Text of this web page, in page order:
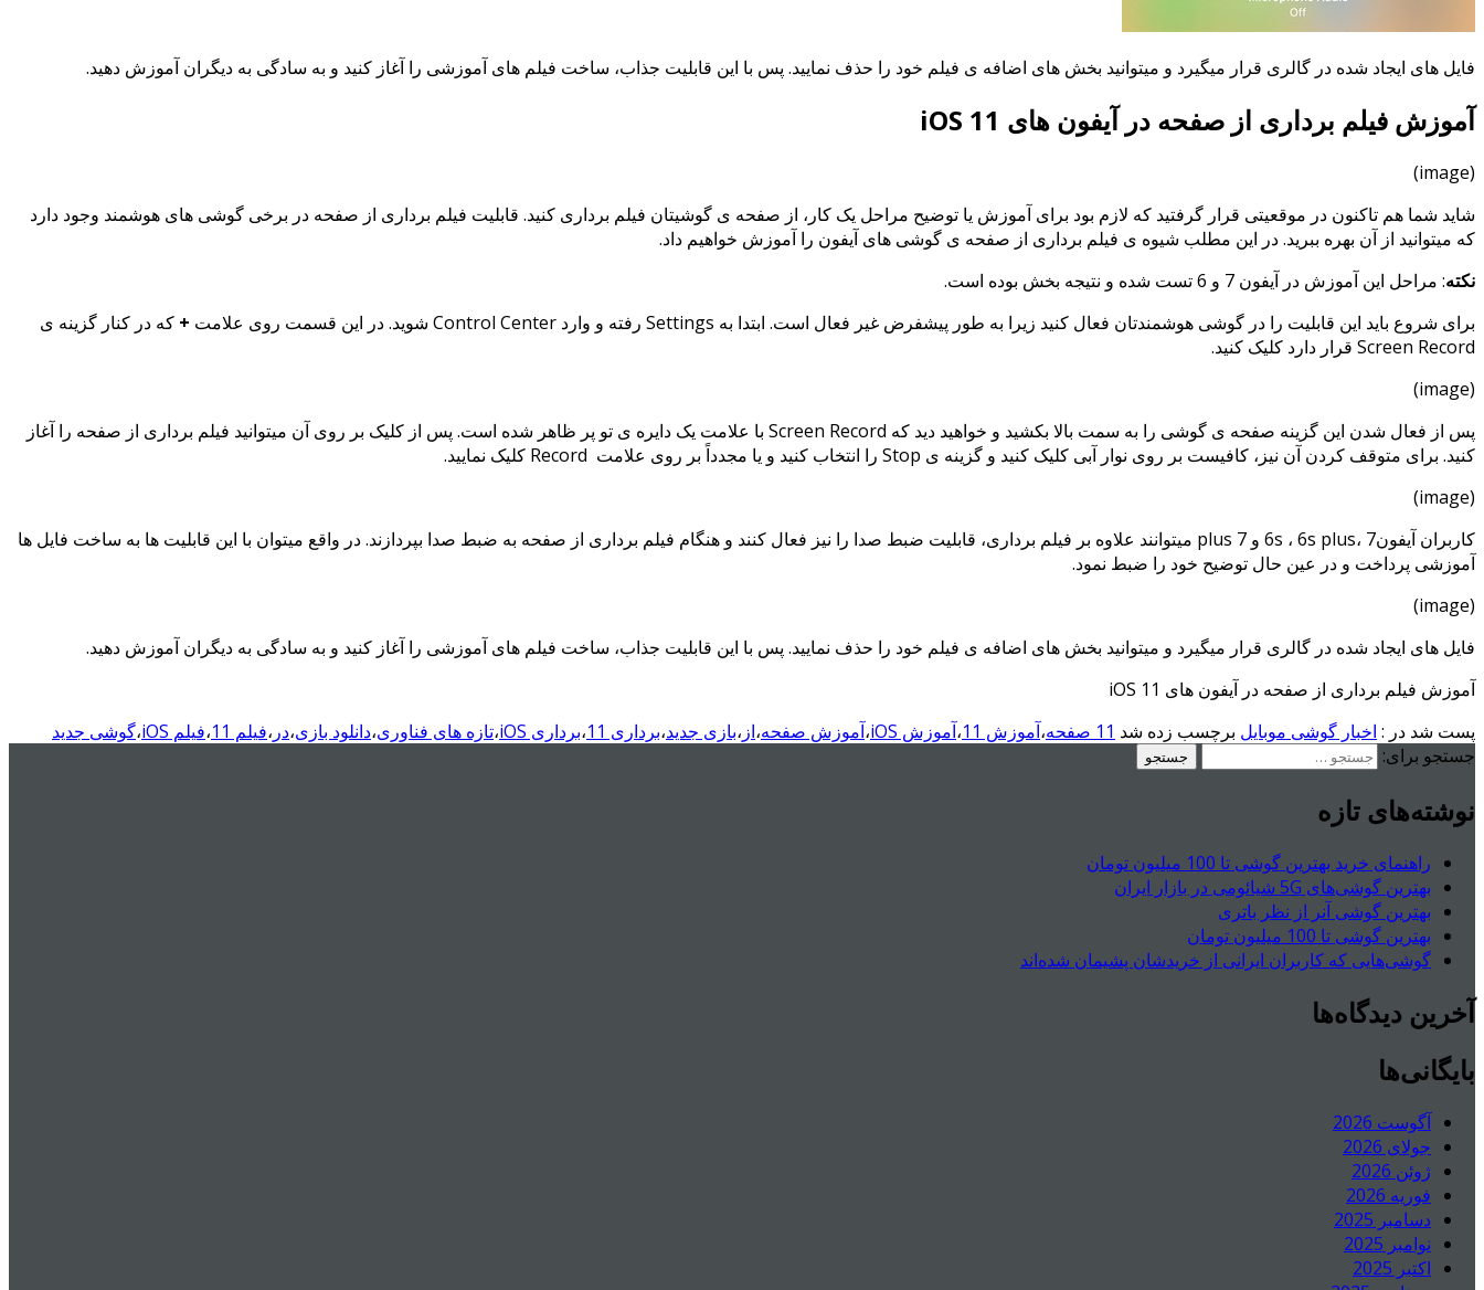
فایل های ایجاد شده در گالری قرار میگیرد و میتوانید بخش های اضافه ی فیلم خود را حذف نمایید. پس با این قابلیت جذاب، ساخت فیلم های آموزشی را آغاز کنید و به سادگی به دیگران آموزش دهید.
آموزش فیلم برداری از صفحه در آیفون های iOS 11
(image)
شاید شما هم تاکنون در موقعیتی قرار گرفتید که لازم بود برای آموزش یا توضیح مراحل یک کار، از صفحه ی گوشیتان فیلم برداری کنید. قابلیت فیلم برداری از صفحه در برخی گوشی های هوشمند وجود دارد
که میتوانید از آن بهره ببرید. در این مطلب شیوه ی فیلم برداری از صفحه ی گوشی های آیفون را آموزش خواهیم داد.
نکته: مراحل این آموزش در آیفون 7 و 6 تست شده و نتیجه بخش بوده است.
برای شروع باید این قابلیت را در گوشی هوشمندتان فعال کنید زیرا به طور پیشفرض غیر فعال است. ابتدا به Settings رفته و وارد Control Center شوید. در این قسمت روی علامت
+ که در کنار گزینه ی
Screen Record قرار دارد کلیک کنید.
(image)
پس از فعال شدن این گزینه صفحه ی گوشی را به سمت بالا بکشید و خواهید دید که Screen Record با علامت یک دایره ی تو پر ظاهر شده است. پس از کلیک بر روی آن میتوانید فیلم برداری از صفحه را آغاز
کنید. برای متوقف کردن آن نیز، کافیست بر روی نوار آبی کلیک کنید و گزینه ی Stop را انتخاب کنید و یا مجدداً بر روی علامت Record کلیک نمایید.
(image)
کاربران آیفون6s ، 6s plus، 7 و 7 plus میتوانند علاوه بر فیلم برداری، قابلیت ضبط صدا را نیز فعال کنند و هنگام فیلم برداری از صفحه به ضبط صدا بپردازند. در واقع میتوان با این قابلیت ها به ساخت فایل ها
آموزشی پرداخت و در عین حال توضیح خود را ضبط نمود.
(image)
فایل های ایجاد شده در گالری قرار میگیرد و میتوانید بخش های اضافه ی فیلم خود را حذف نمایید. پس با این قابلیت جذاب، ساخت فیلم های آموزشی را آغاز کنید و به سادگی به دیگران آموزش دهید.
آموزش فیلم برداری از صفحه در آیفون های iOS 11
پست شد در : اخبار گوشی موبایل برچسب زده شد 11 صفحه ،آموزش 11 ،آموزش iOS ،آموزش صفحه،از ،بازی جدید،برداری 11 ،برداری iOS ،تازه های فناوری،دانلود بازی،در ،فیلم 11 ،فیلم iOS ،گوشی جدید
جستجو برای:
نوشته‌های تازه
راهنمای خرید بهترین گوشی تا 100 میلیون تومان
بهترین گوشی‌های 5G شیائومی در بازار ایران
بهترین گوشی آنر از نظر باتری
بهترین گوشی تا 100 میلیون تومان
گوشی‌هایی که کاربران ایرانی از خریدشان پشیمان شده‌اند
آخرین دیدگاه‌ها
بایگانی‌ها
آگوست 2026
جولای 2026
ژوئن 2026
فوریه 2026
دسامبر 2025
نوامبر 2025
اکتبر 2025